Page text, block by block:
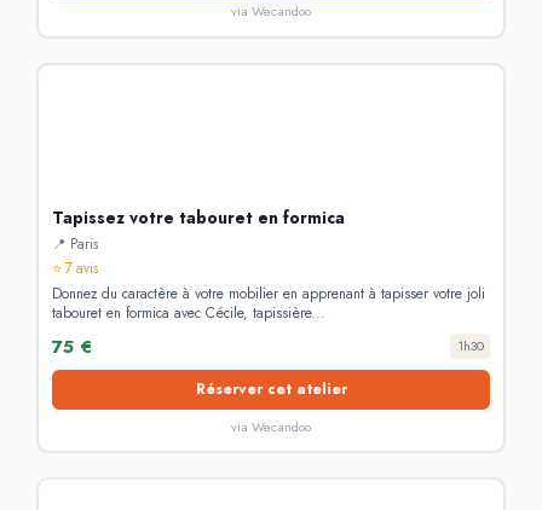
via Wecandoo
Tapissez votre tabouret en formica
📍 Paris
⭐ 7 avis
Donnez du caractère à votre mobilier en apprenant à tapisser votre joli
tabouret en formica avec Cécile, tapissière...
75 € 1h30
Réserver cet atelier
via Wecandoo